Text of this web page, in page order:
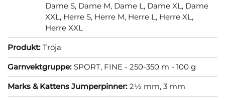
Dame S, Dame M, Dame L, Dame XL, Dame
XXL, Herre S, Herre M, Herre L, Herre XL,
Herre XXL
Produkt: Tröja
Garnvektgruppe: SPORT, FINE - 250-350 m - 100 g
Marks & Kattens Jumperpinner: 2½ mm, 3 mm